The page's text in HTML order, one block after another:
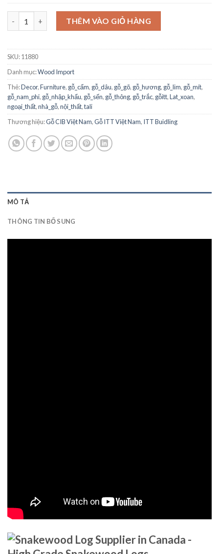
Gỗ Da Rắn - Snake Wood số lượng
THÊM VÀO GIỎ HÀNG
SKU:11880
Danh mục:Wood Import
Thẻ:Decor,Furniture, gỗ_cẩm, gỗ_dâu, gỗ_gõ, gỗ_hương, gỗ_lim, gỗ_mít,
gỗ_nam_phi, gỗ_nhập_khẩu, gỗ_sến, gỗ_thông, gỗ_trắc, gỗitt,Lat_xoan,
ngoại_thất,nhà_gỗ,nội_thất,tali
Thương hiệu:Gỗ CIB Việt Nam,Gỗ ITT Việt Nam, ITT Buidling
MÔ TẢ
THÔNG TIN BỔ SUNG